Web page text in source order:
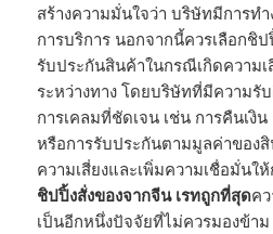
สร้างความมั่นใจว่า บริษัทมีการท
การบริการ นอกจากนี้ควรเลือกชิ
รับประกันสินค้าในกรณีเกิดความ
ระหว่างทาง โดยบริษัทที่มีความรั
การเคลมที่ชัดเจน เช่น การคืนเงิ
หรือการรับประกันตามมูลค่าของ
ความเสี่ยงและเพิ่มความเชื่อมั่นใ
ชิปปิ้งสั่งของจากจีน เรทถูกที่สุดค
เป็นอีกหนึ่งปัจจัยที่ไม่ควรมองข้า